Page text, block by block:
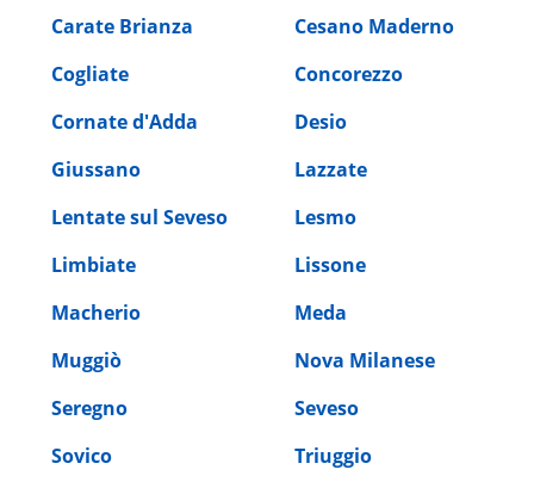
Carate Brianza
Cesano Maderno
Cogliate
Concorezzo
Cornate d'Adda
Desio
Giussano
Lazzate
Lentate sul Seveso
Lesmo
Limbiate
Lissone
Macherio
Meda
Muggiò
Nova Milanese
Seregno
Seveso
Sovico
Triuggio